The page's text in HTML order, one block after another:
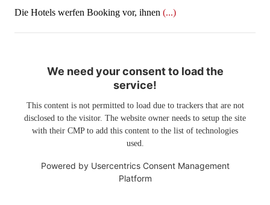
​​​​​​​Die Hotels werfen Booking vor, ihnen (...)
We need your consent to load the
service!
This content is not permitted to load due to trackers that are not
disclosed to the visitor. The website owner needs to setup the site
with their CMP to add this content to the list of technologies
used.
Powered by Usercentrics Consent Management
Platform